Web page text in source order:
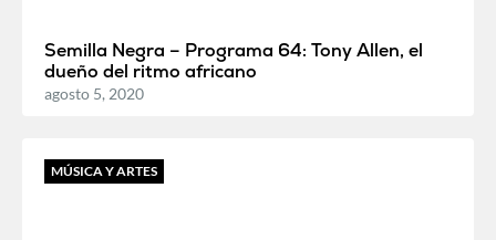
Semilla Negra – Programa 64: Tony Allen, el
dueño del ritmo africano
agosto 5, 2020
MÚSICA Y ARTES